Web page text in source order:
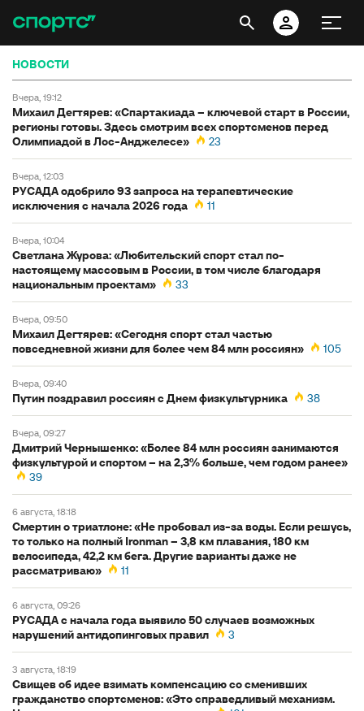
НОВОСТИ
вчера, 19:12
Михаил Дегтярев: «Спартакиада – ключевой старт в России,
регионы готовы. Здесь смотрим всех спортсменов перед
Олимпиадой в Лос-Анджелесе»
23
вчера, 12:03
РУСАДА одобрило 93 запроса на терапевтические
исключения с начала 2026 года
11
вчера, 10:04
Светлана Журова: «Любительский спорт стал по-
настоящему массовым в России, в том числе благодаря
национальным проектам»
33
вчера, 09:50
Михаил Дегтярев: «Сегодня спорт стал частью
повседневной жизни для более чем 84 млн россиян»
105
вчера, 09:40
Путин поздравил россиян с Днем физкультурника 38
вчера, 09:27
Дмитрий Чернышенко: «Более 84 млн россиян занимаются
физкультурой и спортом – на 2,3% больше, чем годом ранее»
39
6 августа, 18:18
Смертин о триатлоне: «Не пробовал из-за воды. Если решусь,
то только на полный Ironman – 3,8 км плавания, 180 км
велосипеда, 42,2 км бега. Другие варианты даже не
рассматриваю»
11
6 августа, 09:26
РУСАДА с начала года выявило 50 случаев возможных
нарушений антидопинговых правил
3
3 августа, 18:19
Свищев об идее взимать компенсацию со сменивших
гражданство спортсменов: «Это справедливый механизм.